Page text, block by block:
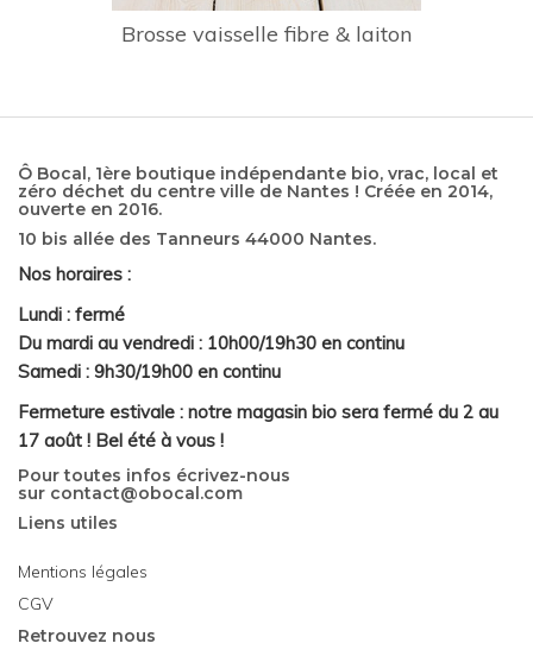
Brosse vaisselle fibre & laiton
Ô Bocal, 1ère boutique indépendante bio, vrac, local et
zéro déchet du centre ville de Nantes ! Créée en 2014,
ouverte en 2016.
10 bis allée des Tanneurs 44000 Nantes.
Nos horaires :
Lundi : fermé
Du mardi au vendredi : 10h00/19h30 en continu
Samedi : 9h30/19h00 en continu
Fermeture estivale : notre magasin bio sera fermé du 2 au
17 août ! Bel été à vous !
Pour toutes infos écrivez-nous
sur contact@obocal.com
Liens utiles
Mentions légales
CGV
Retrouvez nous